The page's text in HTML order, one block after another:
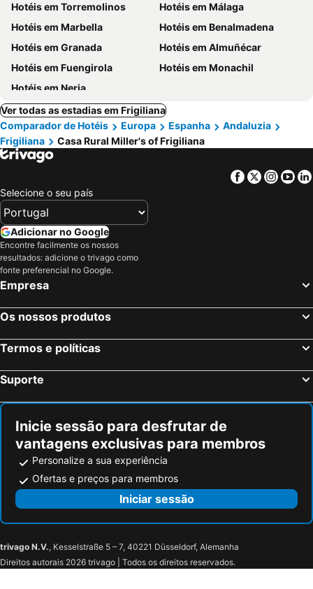
Hotéis em Torremolinos
Hotéis em Málaga
Hotéis em Marbella
Hotéis em Benalmadena
Hotéis em Granada
Hotéis em Almuñécar
Hotéis em Fuengirola
Hotéis em Monachil
Hotéis em Nerja
Ver todas as estadias em Frigiliana
Comparador de Hotéis
Europa Espanha
Andaluzia
Frigiliana
Casa Rural Miller's of Frigiliana
Facebook
Twitter
Selecione o seu país
Adicionar no Google
Encontre facilmente os nossos
resultados: adicione o trivago como
fonte preferencial no Google.
Empresa
Os nossos produtos
Termos e políticas
Suporte
Inicie sessão para desfrutar de
vantagens exclusivas para membros
Personalize a sua experiência
Ofertas e preços para membros
Iniciar sessão
trivago N.V., Kesselstraße 5 – 7, 40221 Düsseldorf, Alemanha
Direitos autorais 2026 trivago | Todos os direitos reservados.